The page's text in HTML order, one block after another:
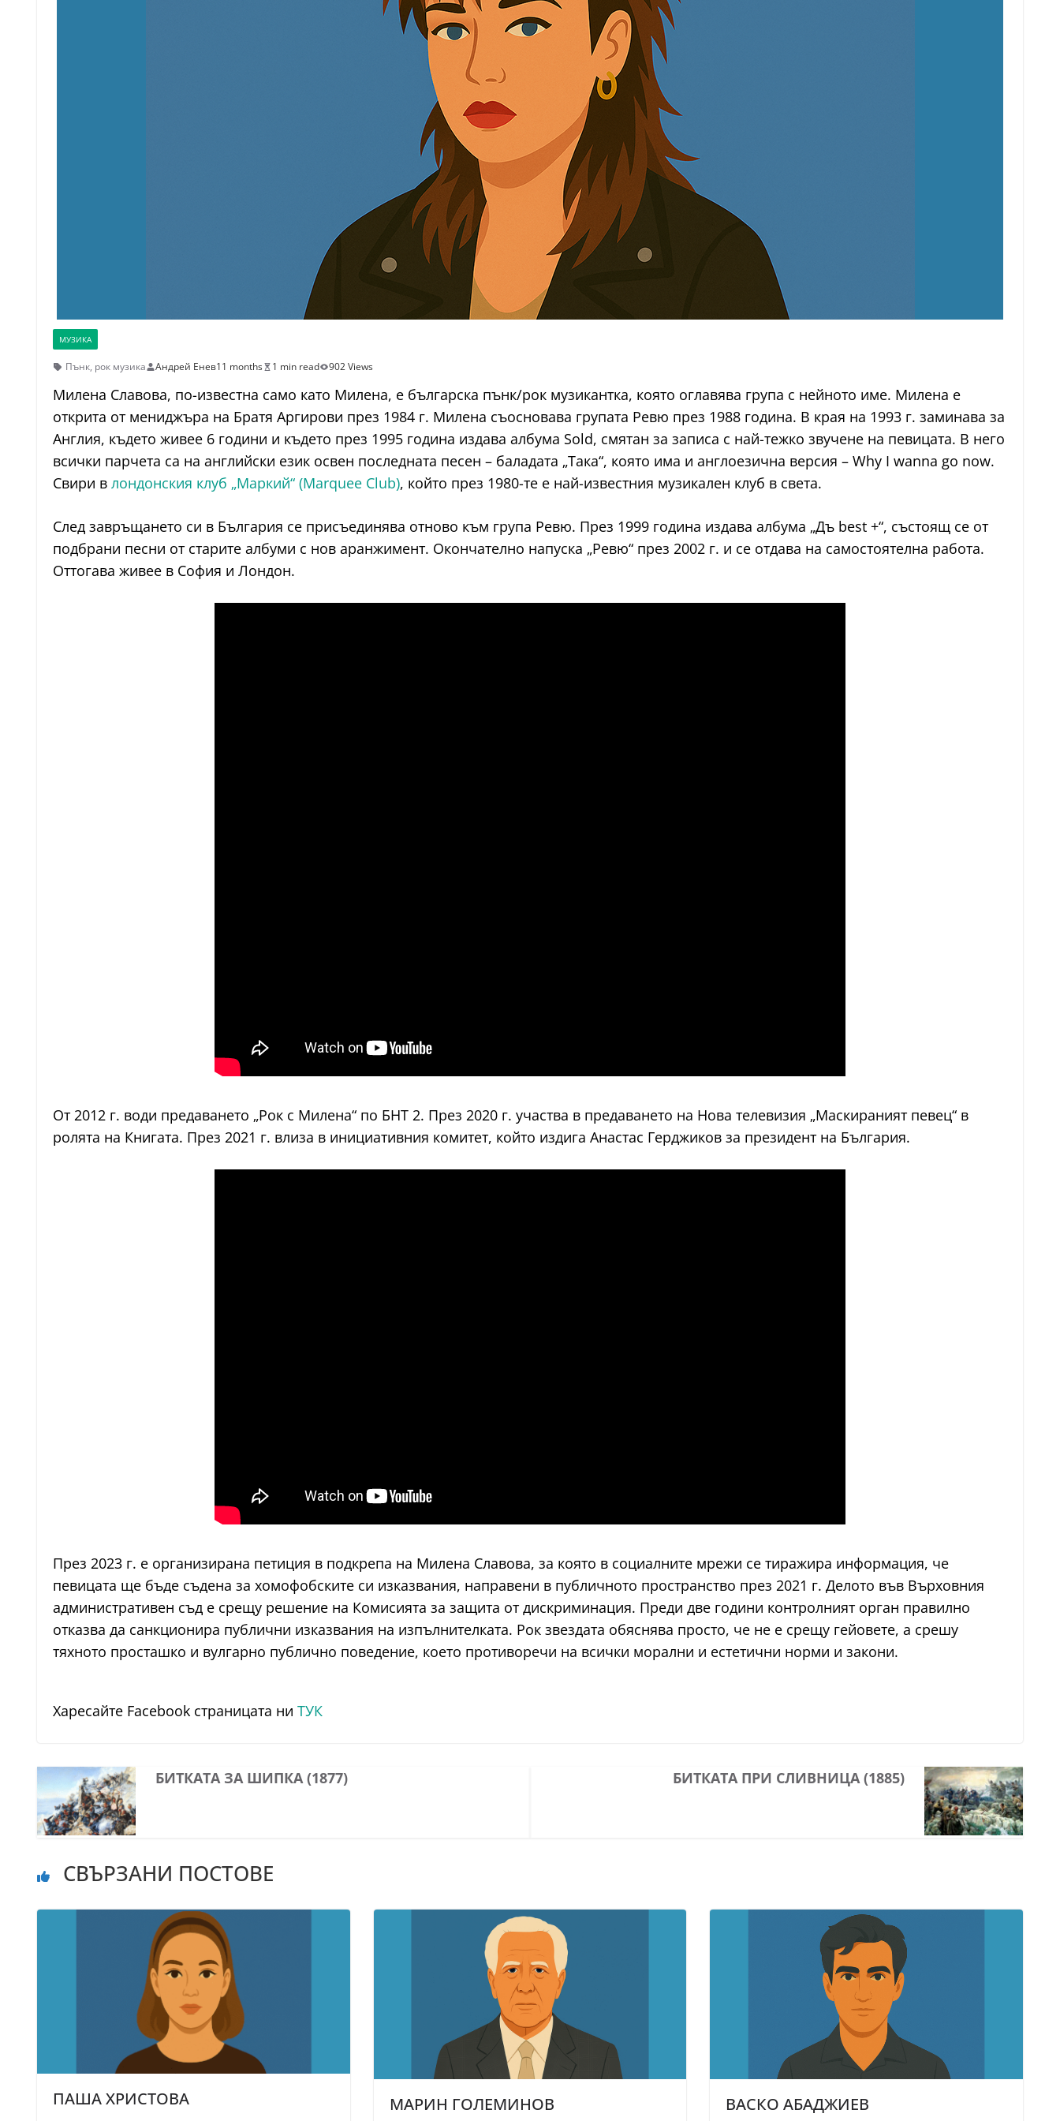
МУЗИКА
Пънк, рок музика Андрей Енев11 months 1 min read 902 Views
Милена Славова, по-известна само като Милена, е българска пънк/рок музикантка, която оглавява група с нейното име. Милена е
открита от мениджъра на Братя Аргирови през 1984 г. Милена съосновава групата Ревю през 1988 година. В края на 1993 г. заминава за
Англия, където живее 6 години и където през 1995 година издава албума Sold, смятан за записа с най-тежко звучене на певицата. В него
всички парчета са на английски език освен последната песен – баладата „Така“, която има и англоезична версия – Why I wanna go now.
Свири в лондонския клуб „Маркий“ (Marquee Club), който през 1980-те е най-известния музикален клуб в света.
След завръщането си в България се присъединява отново към група Ревю. През 1999 година издава албума „Дъ best +“, състоящ се от
подбрани песни от старите албуми с нов аранжимент. Окончателно напуска „Ревю“ през 2002 г. и се отдава на самостоятелна работа.
Оттогава живее в София и Лондон.
От 2012 г. води предаването „Рок с Милена“ по БНТ 2. През 2020 г. участва в предаването на Нова телевизия „Маскираният певец“ в
ролята на Книгата. През 2021 г. влиза в инициативния комитет, който издига Анастас Герджиков за президент на България.
През 2023 г. е организирана петиция в подкрепа на Милена Славова, за която в социалните мрежи се тиражира информация, че
певицата ще бъде съдена за хомофобските си изказвания, направени в публичното пространство през 2021 г. Делото във Върховния
административен съд е срещу решение на Комисията за защита от дискриминация. Преди две години контролният орган правилно
отказва да санкционира публични изказвания на изпълнителката. Рок звездата обяснява просто, че не е срещу гейовете, а срешу
тяхното просташко и вулгарно публично поведение, което противоречи на всички морални и естетични норми и закони.
Харесайте Facebook страницата ни ТУК
БИТКАТА ЗА ШИПКА (1877) БИТКАТА ПРИ СЛИВНИЦА (1885)
СВЪРЗАНИ ПОСТОВЕ
ПАША ХРИСТОВА МАРИН ГОЛЕМИНОВ ВАСКО АБАДЖИЕВ